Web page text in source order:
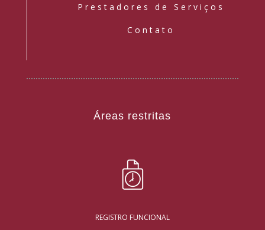
Prestadores de Serviços
Contato
Áreas restritas
REGISTRO FUNCIONAL